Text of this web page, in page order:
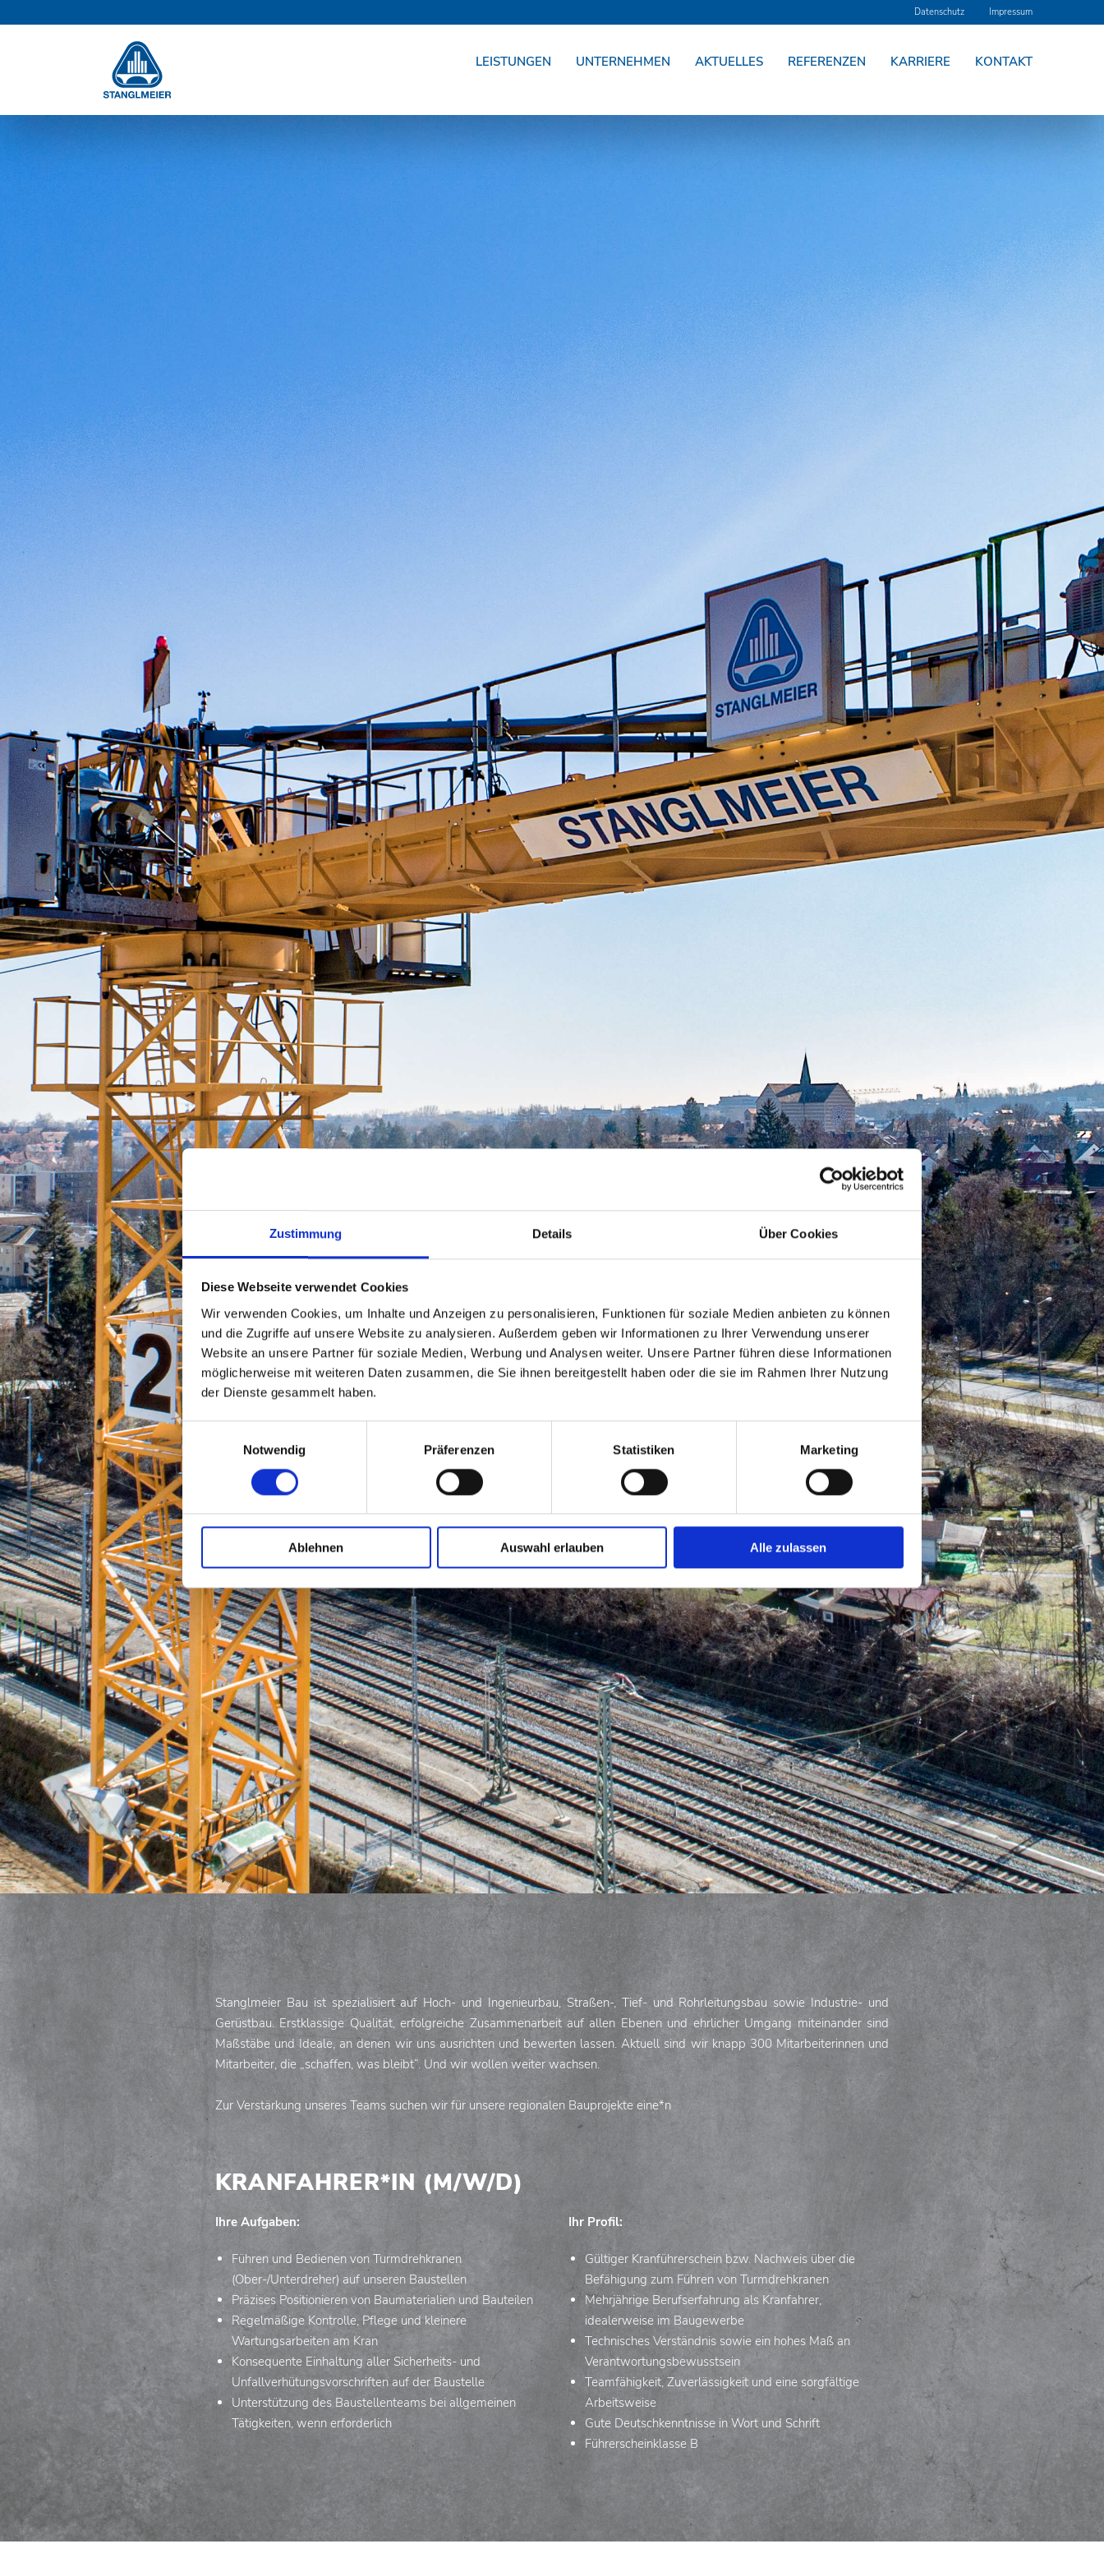
Zustimmung Details Über Cookies
Diese Webseite verwendet Cookies
Wir verwenden Cookies, um Inhalte und Anzeigen zu personalisieren, Funktionen für soziale Medien anbieten zu können
und die Zugriffe auf unsere Website zu analysieren. Außerdem geben wir Informationen zu Ihrer Verwendung unserer
Website an unsere Partner für soziale Medien, Werbung und Analysen weiter. Unsere Partner führen diese Informationen
möglicherweise mit weiteren Daten zusammen, die Sie ihnen bereitgestellt haben oder die sie im Rahmen Ihrer Nutzung
der Dienste gesammelt haben.
Einwilligungsauswahl
Notwendig
Präferenzen Statistiken Marketing
Ablehnen Auswahl erlauben Alle zulassen
Datenschutz Impressum
LEISTUNGEN UNTERNEHMEN AKTUELLES REFERENZEN KARRIERE KONTAKT
Stanglmeier Bau ist spezialisiert auf Hoch- und Ingenieurbau, Straßen-, Tief- und Rohrleitungsbau sowie Industrie- und
Gerüstbau. Erstklassige Qualität, erfolgreiche Zusammenarbeit auf allen Ebenen und ehrlicher Umgang miteinander sind
Maßstäbe und Ideale, an denen wir uns ausrichten und bewerten lassen. Aktuell sind wir knapp 300 Mitarbeiterinnen und
Mitarbeiter, die „schaffen, was bleibt“. Und wir wollen weiter wachsen.
Zur Verstärkung unseres Teams suchen wir für unsere regionalen Bauprojekte eine*n
KRANFAHRER*IN (M/W/D)
Ihre Aufgaben:
Führen und Bedienen von Turmdrehkranen
(Ober-/Unterdreher) auf unseren Baustellen
Präzises Positionieren von Baumaterialien und Bauteilen
Regelmäßige Kontrolle, Pflege und kleinere
Wartungsarbeiten am Kran
Konsequente Einhaltung aller Sicherheits- und
Unfallverhütungsvorschriften auf der Baustelle
Unterstützung des Baustellenteams bei allgemeinen
Tätigkeiten, wenn erforderlich
Ihr Profil:
Gültiger Kranführerschein bzw. Nachweis über die
Befähigung zum Führen von Turmdrehkranen
Mehrjährige Berufserfahrung als Kranfahrer,
idealerweise im Baugewerbe
Technisches Verständnis sowie ein hohes Maß an
Verantwortungsbewusstsein
Teamfähigkeit, Zuverlässigkeit und eine sorgfältige
Arbeitsweise
Gute Deutschkenntnisse in Wort und Schrift
Führerscheinklasse B